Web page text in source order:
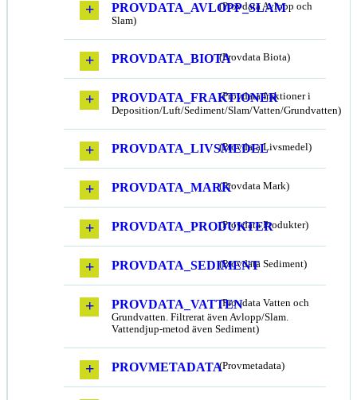
PROVDATA_AVLOPP_SLAM
(Provdata Avlopp och
Slam)
PROVDATA_BIOTA(Provdata Biota)
PROVDATA_FRAKTIONER
(Provdata fraktioner i
Deposition/Luft/Sediment/Slam/Vatten/Grundvatten)
PROVDATA_LIVSMEDEL
(Provdata Livsmedel)
PROVDATA_MARK(Provdata Mark)
PROVDATA_PRODUKTER
(Provdata Produkter)
PROVDATA_SEDIMENT(Provdata Sediment)
PROVDATA_VATTEN(Provdata Vatten och
Grundvatten. Filtrerat även Avlopp/Slam.
Vattendjup-metod även Sediment)
PROVMETADATA(Provmetadata)